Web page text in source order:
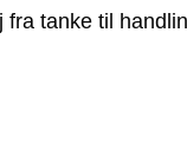
fra tanke til